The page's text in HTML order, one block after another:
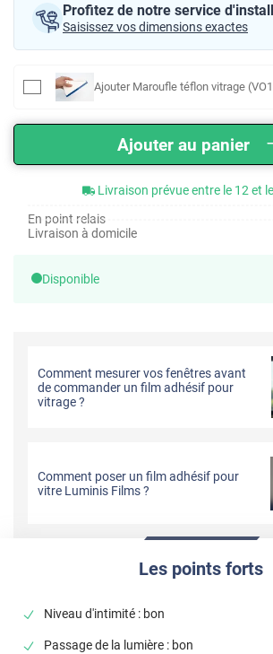
Profitez de notre service
Saisissez vos dimensions exactes
Ajouter Maroufle téflon vitrage
Ajouter au panier
Livraison prévue entre le 12 et
En point relais
Livraison à domicile
Disponible
Comment mesurer vos fenêtres avant
de commander un film adhésif pour
vitrage ?
Comment poser un film adhésif pour
vitre Luminis Films ?
Les points forts
Niveau d'intimité : bon
Passage de la lumière : bon